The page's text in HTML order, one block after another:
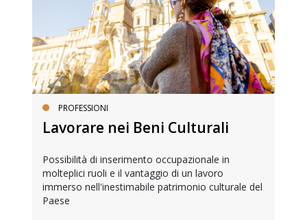
PROFESSIONI
Lavorare nei Beni Culturali
Possibilità di inserimento occupazionale in
molteplici ruoli e il vantaggio di un lavoro
immerso nell'inestimabile patrimonio culturale del
Paese